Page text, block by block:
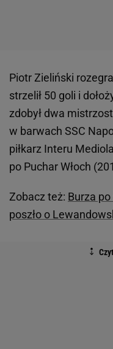
Piotr Zieliński
strzelił 50 goli i
zdobył dwa
w barwach SSC
piłkarz Interu
po Puchar Włoch
Zobacz też: Burza
poszło o